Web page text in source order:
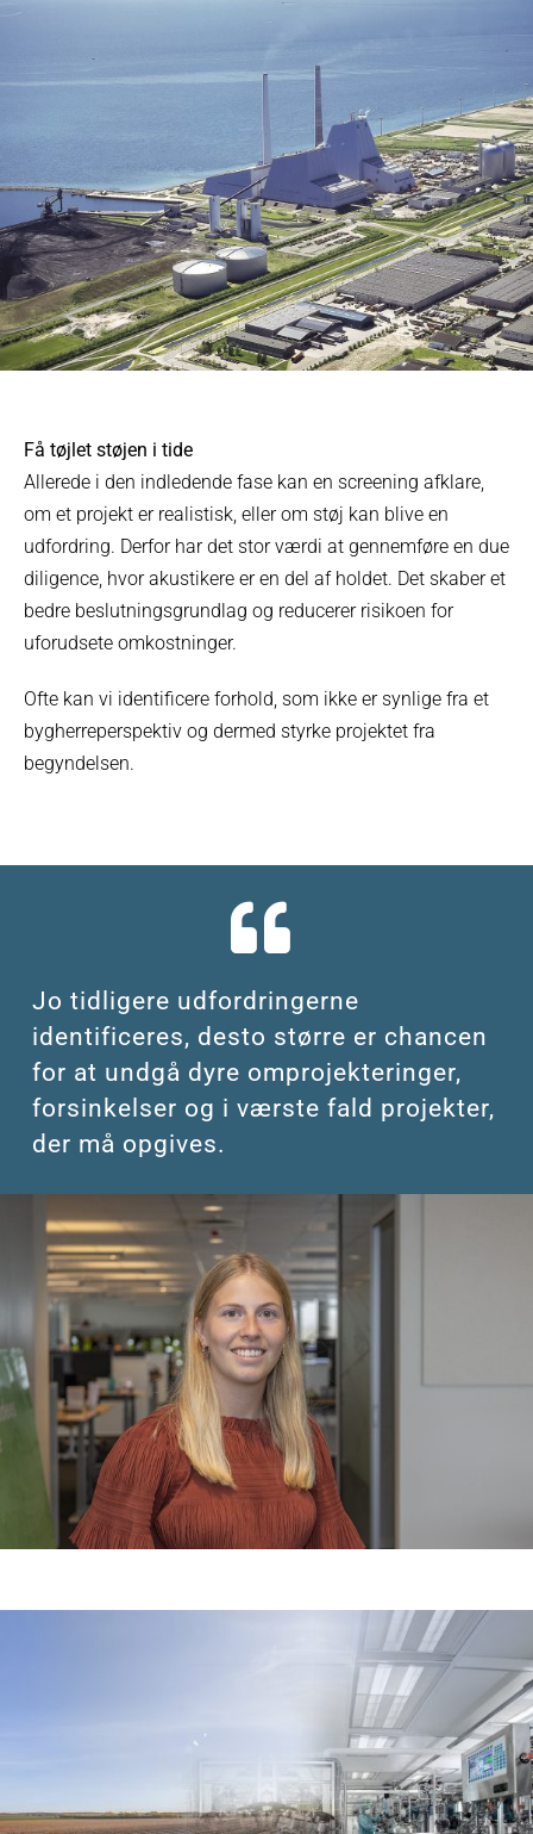
Få tøjlet støjen i tide
Allerede i den indledende fase kan en screening afklare,
om et projekt er realistisk, eller om støj kan blive en
udfordring. Derfor har det stor værdi at gennemføre en due
diligence, hvor akustikere er en del af holdet. Det skaber et
bedre beslutningsgrundlag og reducerer risikoen for
uforudsete omkostninger.
Ofte kan vi identificere forhold, som ikke er synlige fra et
bygherreperspektiv og dermed styrke projektet fra
begyndelsen.
Jo tidligere udfordringerne
identificeres, desto større er chancen
for at undgå dyre omprojekteringer,
forsinkelser og i værste fald projekter,
der må opgives.